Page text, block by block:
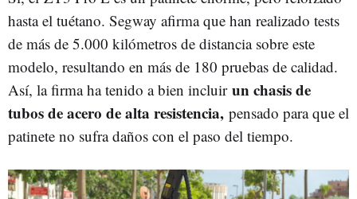
hasta el tuétano. Segway afirma que han realizado tests
de más de 5.000 kilómetros de distancia sobre este
modelo, resultando en más de 180 pruebas de calidad.
Así, la firma ha tenido a bien incluir un chasis de
tubos de acero de alta resistencia, pensado para que el
patinete no sufra daños con el paso del tiempo.